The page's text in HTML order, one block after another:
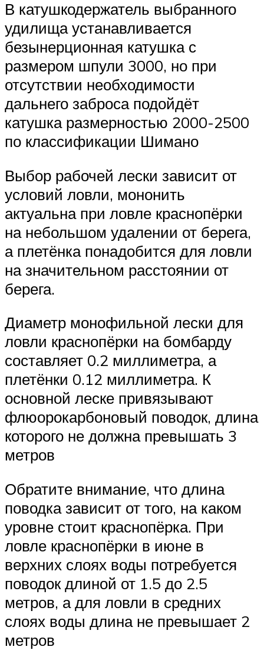
В катушкодержатель выбранного
удилища устанавливается
безынерционная катушка с
размером шпули 3000, но при
отсутствии необходимости
дальнего заброса подойдёт
катушка размерностью 2000-2500
по классификации Шимано
Выбор рабочей лески зависит от
условий ловли, мононить
актуальна при ловле краснопёрки
на небольшом удалении от берега,
а плетёнка понадобится для ловли
на значительном расстоянии от
берега.
Диаметр монофильной лески для
ловли краснопёрки на бомбарду
составляет 0.2 миллиметра, а
плетёнки 0.12 миллиметра. К
основной леске привязывают
флюорокарбоновый поводок, длина
которого не должна превышать 3
метров
Обратите внимание, что длина
поводка зависит от того, на каком
уровне стоит краснопёрка. При
ловле краснопёрки в июне в
верхних слоях воды потребуется
поводок длиной от 1.5 до 2.5
метров, а для ловли в средних
слоях воды длина не превышает 2
метров